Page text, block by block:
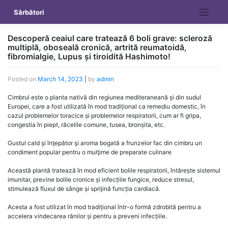
content
Sărbători
Descoperă ceaiul care tratează 6 boli grave: scleroză
multiplă, oboseală cronică, artrită reumatoidă,
fibromialgie, Lupus și tiroidită Hashimoto!
Posted on March 14, 2023 by admin
Cimbrul este o planta nativă din regiunea mediteraneană și din sudul
Europei, care a fost utilizată în mod tradițional ca remediu domestic, în
cazul problemelor toracice și problemelor respiratorii, cum ar fi gripa,
congestia în piept, răcelile comune, tusea, bronșita, etc.
Gustul cald şi înţepător şi aroma bogată a frunzelor fac din cimbru un
condiment popular pentru o mulţime de preparate culinare
Această plantă tratează în mod eficient bolile respiratorii, întărește sistemul
imunitar, previne bolile cronice și infecțiile fungice, reduce stresul,
stimulează fluxul de sânge și sprijină funcția cardiacă.
Acesta a fost utilizat în mod tradițional într-o formă zdrobită pentru a
accelera vindecarea rănilor și pentru a preveni infecțiile.